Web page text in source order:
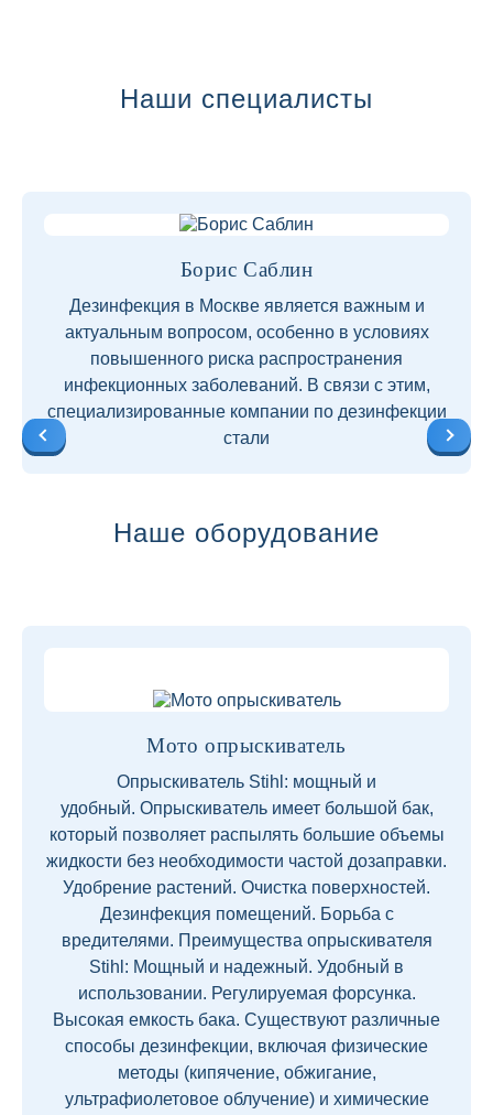
Наши специалисты
Борис Саблин
Дезинфекция в Москве является важным и
актуальным вопросом, особенно в условиях
повышенного риска распространения
инфекционных заболеваний. В связи с этим,
специализированные компании по дезинфекции
стали
Наше оборудование
Мото опрыскиватель
Опрыскиватель Stihl: мощный и
удобный. Опрыскиватель имеет большой бак,
который позволяет распылять большие объемы
жидкости без необходимости частой дозаправки.
Удобрение растений. Очистка поверхностей.
Дезинфекция помещений. Борьба с
вредителями. Преимущества опрыскивателя
Stihl: Мощный и надежный. Удобный в
использовании. Регулируемая форсунка.
Высокая емкость бака. Существуют различные
способы дезинфекции, включая физические
методы (кипячение, обжигание,
ультрафиолетовое облучение) и химические